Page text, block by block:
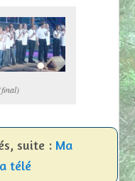
suite : Ma
télé